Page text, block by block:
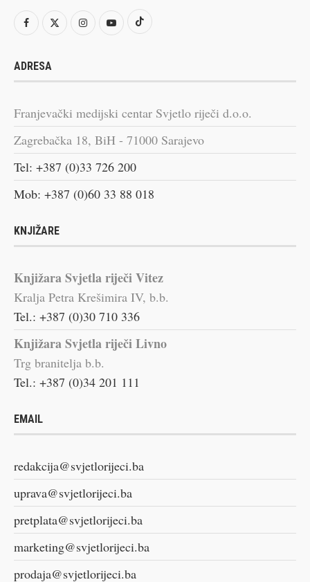
ADRESA
Franjevački medijski centar Svjetlo riječi d.o.o.
Zagrebačka 18, BiH - 71000 Sarajevo
Tel: +387 (0)33 726 200
Mob: +387 (0)60 33 88 018
KNJIŽARE
Knjižara Svjetla riječi Vitez
Kralja Petra Krešimira IV, b.b.
Tel.: +387 (0)30 710 336
Knjižara Svjetla riječi Livno
Trg branitelja b.b.
Tel.: +387 (0)34 201 111
EMAIL
redakcija@svjetlorijeci.ba
uprava@svjetlorijeci.ba
pretplata@svjetlorijeci.ba
marketing@svjetlorijeci.ba
prodaja@svjetlorijeci.ba